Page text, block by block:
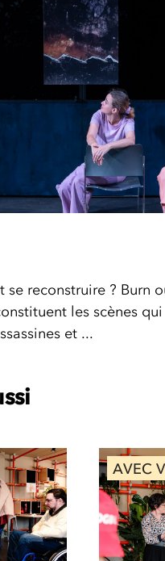
se reconstruire ? Burn
les scènes
et ...
AVEC